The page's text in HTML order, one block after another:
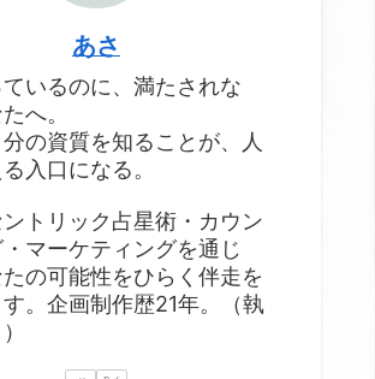
あさ
ているのに、満たされな
へ。
の資質を知ることが、人
入口になる。
トリック占星術・カウン
マーケティングを通じ
の可能性をひらく伴走を
す。企画制作歴21年。（執